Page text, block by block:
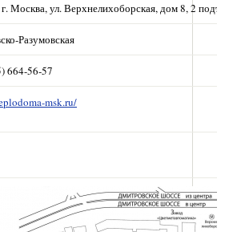
Москва, ул. Верхнелихоборская, дом 8, 2
Разумовская
664-56-57
msk.ru/